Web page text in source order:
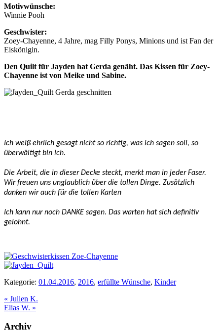
Motivwünsche:
Winnie Pooh
Geschwister:
Zoey-Chayenne, 4 Jahre, mag Filly Ponys, Minions und ist Fan der
Eiskönigin.
Den Quilt für Jayden hat Gerda genäht. Das Kissen für Zoey-
Chayenne ist von Meike und Sabine.
Ich weiß ehrlich gesagt nicht so richtig, was ich sagen soll, so
überwältigt bin ich.
Die Arbeit, die in dieser Decke steckt, merkt man in jeder Faser.
Wir freuen uns unglaublich über die tollen Dinge. Zusätzlich
danken wir auch für die tollen Karten
Ich kann nur noch DANKE sagen. Das warten hat sich definitiv
gelohnt.
Kategorie: 01.04.2016, 2016, erfüllte Wünsche, Kinder
Vorheriger
Beitrag:
« Julien K.
Nächster
Elias W. »
Seitenspalte
Archiv